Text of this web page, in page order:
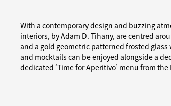
With a contemporary design and buzzing
interiors, by Adam D. Tihany, are centred
and a gold geometric patterned frosted
and mocktails can be enjoyed alongside a
dedicated ‘Time for Aperitivo’ menu from the